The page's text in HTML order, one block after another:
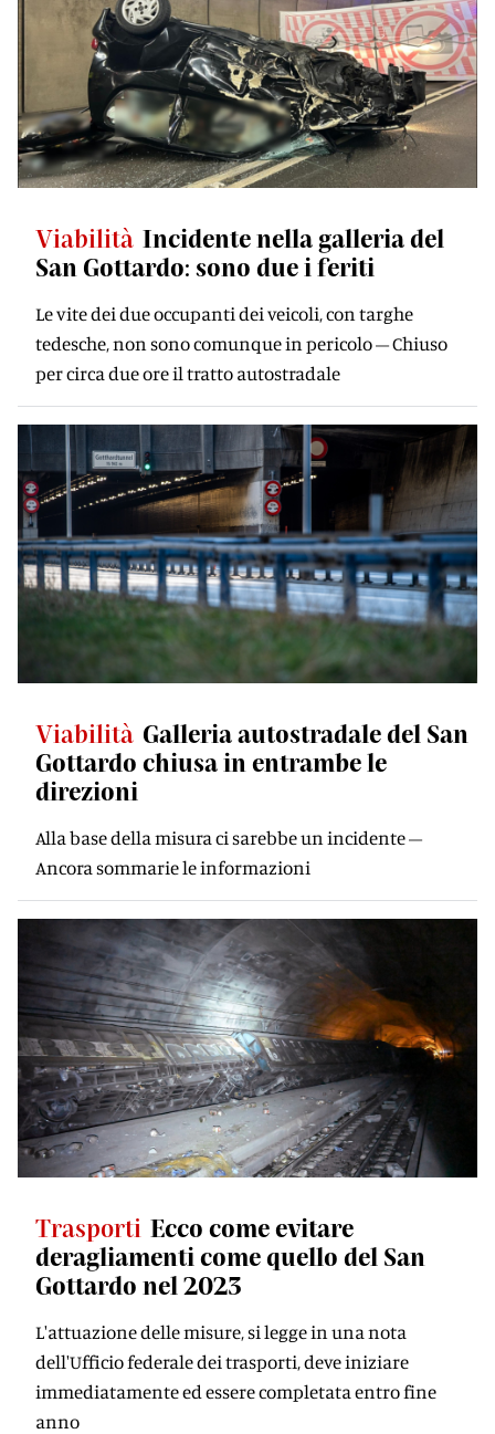
Viabilità Incidente nella galleria del
San Gottardo: sono due i feriti
Le vite dei due occupanti dei veicoli, con targhe
tedesche, non sono comunque in pericolo – Chiuso
per circa due ore il tratto autostradale
Viabilità Galleria autostradale del San
Gottardo chiusa in entrambe le
direzioni
Alla base della misura ci sarebbe un incidente –
Ancora sommarie le informazioni
Trasporti Ecco come evitare
deragliamenti come quello del San
Gottardo nel 2023
L'attuazione delle misure, si legge in una nota
dell'Ufficio federale dei trasporti, deve iniziare
immediatamente ed essere completata entro fine
anno